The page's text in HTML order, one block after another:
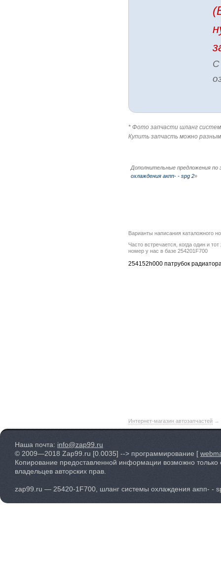
С
* Фото запчасти шланг
Купить запчасть можно
Дополнительные предложения
охлаждения акпп- - spg 2»
Варианты написания каталожного
Часто встречается, когда один и
номер у нас в базе 254201F700
254152h000 патрубок
Интернет-магазин автозапчастей →
Наша почта: info@zap99.ru
© 2009—2018 Zap99.ru [0.0035] --> программирование [
Копирование предоставленной информации возможно только
владельцев авторских прав.
zap99.ru — 25420-1F700, шланг системы охлаждения акпп- -